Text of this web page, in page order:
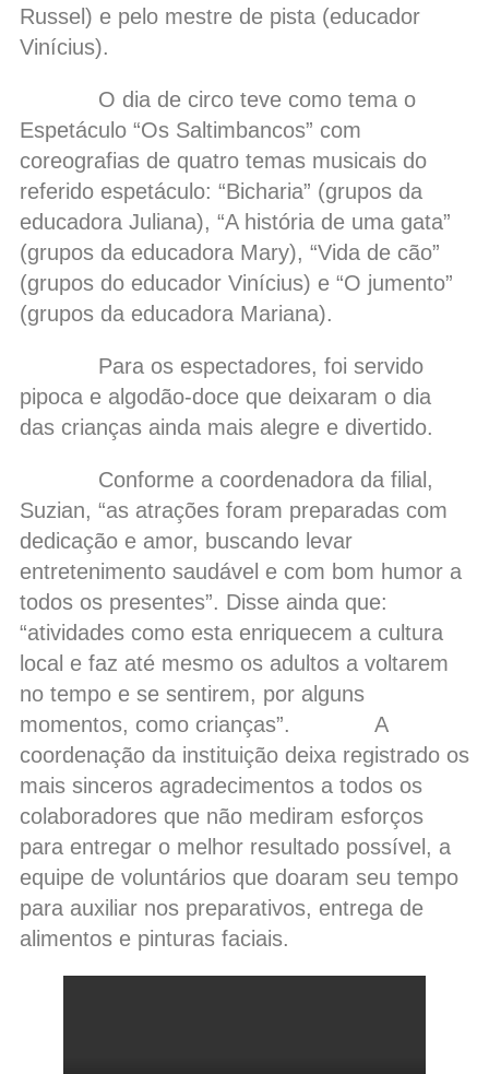
Russel) e pelo mestre de pista (educador
Vinícius).
O dia de circo teve como tema o
Espetáculo “Os Saltimbancos” com
coreografias de quatro temas musicais do
referido espetáculo: “Bicharia” (grupos da
educadora Juliana), “A história de uma gata”
(grupos da educadora Mary), “Vida de cão”
(grupos do educador Vinícius) e “O jumento”
(grupos da educadora Mariana).
Para os espectadores, foi servido
pipoca e algodão-doce que deixaram o dia
das crianças ainda mais alegre e divertido.
Conforme a coordenadora da filial,
Suzian, “as atrações foram preparadas com
dedicação e amor, buscando levar
entretenimento saudável e com bom humor a
todos os presentes”. Disse ainda que:
“atividades como esta enriquecem a cultura
local e faz até mesmo os adultos a voltarem
no tempo e se sentirem, por alguns
momentos, como crianças”. A
coordenação da instituição deixa registrado os
mais sinceros agradecimentos a todos os
colaboradores que não mediram esforços
para entregar o melhor resultado possível, a
equipe de voluntários que doaram seu tempo
para auxiliar nos preparativos, entrega de
alimentos e pinturas faciais.